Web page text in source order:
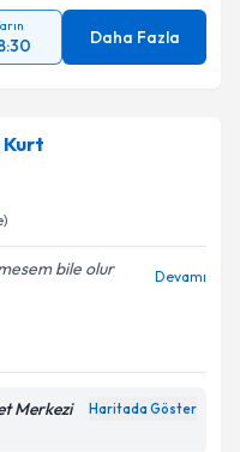
Daha Fazla
Kurt
bile olur
Devamı
Merkezi Haritada Göster